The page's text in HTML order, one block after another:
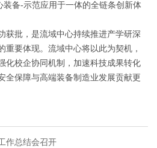
备-示范应用于一体的全链条创新体
批，是流域中心持续推进产学研深
重要体现。流域中心将以此为契机，
化校企协同机制，加速科技成果转化
全保障与高端装备制造业发展贡献更
作总结会召开